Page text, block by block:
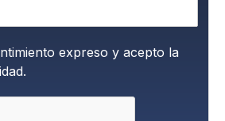
expreso y acepto la